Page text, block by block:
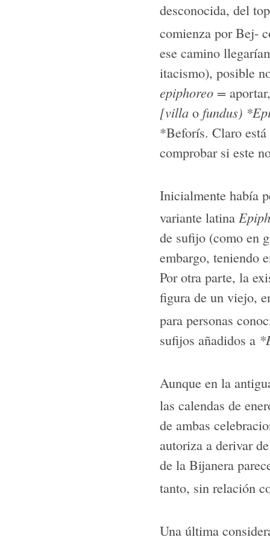
desconocida, del
comienza por Bej-
ese camino
itacismo), posible
epiphoreo =
[villa o fundus)
*Beforís. Claro está
comprobar si este
Inicialmente había
variante latina
de sufijo (como en
embargo, teniendo
Por otra parte, la
figura de un viejo,
para personas
sufijos añadidos a
Aunque en la
las calendas de
de ambas
autoriza a derivar
de la Bijanera
tanto, sin relación
Una última